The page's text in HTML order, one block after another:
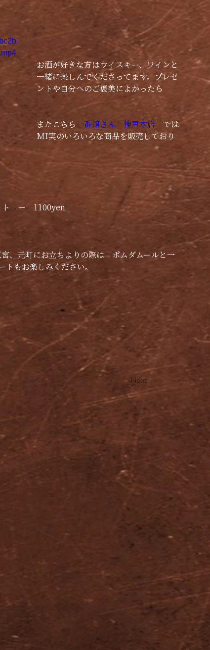
お酒が好きな方はウイスキー、ワインと
一緒に楽しんでくださってます。プレゼ
ントや自分へのご褒美によかったら
またこちら一番館さん　神戸本店 では
MI実のいろいろな商品を販売しており
　ー　1100yen
、元町にお立ちよりの際は　ポムダムールと一
もお楽しみください。
Next